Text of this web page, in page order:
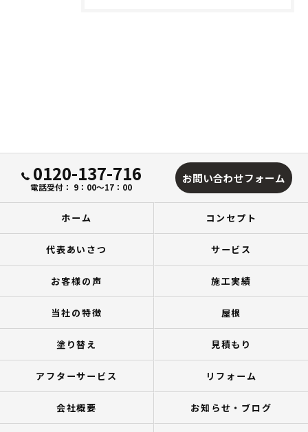
0120-137-716
電話受付： 9：00～17：00
お問い合わせフォーム
ホーム コンセプト
代表あいさつ サービス
お客様の声 施工実績
当社の特徴 屋根
塗り替え 見積もり
アフターサービス リフォーム
会社概要 お知らせ・ブログ